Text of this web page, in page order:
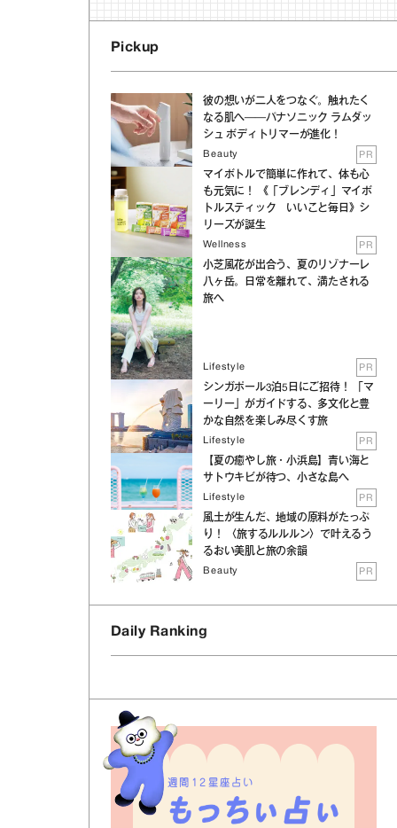
Pickup
彼の想いが二人をつなぐ。触れたく
なる肌へ──パナソニック ラムダッ
シュ ボディトリマーが進化！
Beauty PR
マイボトルで簡単に作れて、体も心
も元気に！ 《「ブレンディ」マイボ
トルスティック いいこと毎日》シ
リーズが誕生
Wellness PR
小芝風花が出合う、夏のリゾナーレ
八ヶ岳。日常を離れて、満たされる
旅へ
Lifestyle PR
シンガポール3泊5日にご招待！ 「マ
ーリー」がガイドする、多文化と豊
かな自然を楽しみ尽くす旅
Lifestyle PR
【夏の癒やし旅・小浜島】青い海と
サトウキビが待つ、小さな島へ
Lifestyle PR
風土が生んだ、地域の原料がたっぷ
り！ 〈旅するルルルン〉で叶えるう
るおい美肌と旅の余韻
Beauty PR
Daily Ranking
週間12星座占い